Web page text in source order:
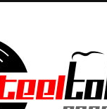
| DIY | FANZINE |